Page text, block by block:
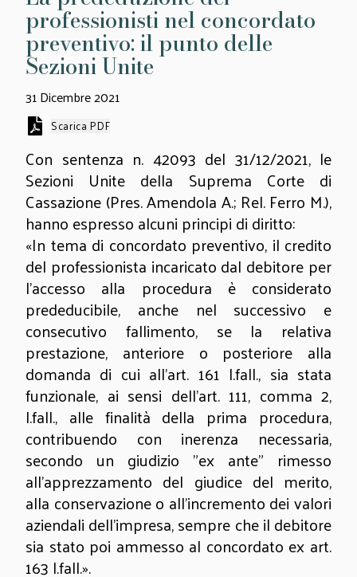
professionisti nel concordato
preventivo: il punto delle
Sezioni Unite
31 Dicembre 2021
Scarica PDF
Con sentenza n. 42093 del 31/12/2021, le
Sezioni Unite della Suprema Corte di
Cassazione (Pres. Amendola A.; Rel. Ferro M.),
hanno espresso alcuni principi di diritto:
«In tema di concordato preventivo, il credito
del professionista incaricato dal debitore per
l'accesso alla procedura è considerato
prededucibile, anche nel successivo e
consecutivo fallimento, se la relativa
prestazione, anteriore o posteriore alla
domanda di cui all'art. 161 l.fall., sia stata
funzionale, ai sensi dell'art. 111, comma 2,
l.fall., alle finalità della prima procedura,
contribuendo con inerenza necessaria,
secondo un giudizio "ex ante" rimesso
all'apprezzamento del giudice del merito,
alla conservazione o all'incremento dei valori
aziendali dell'impresa, sempre che il debitore
sia stato poi ammesso al concordato ex art.
163 l.fall.».